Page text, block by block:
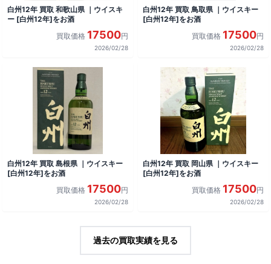
白州12年 買取 和歌山県 ｜ウイスキ
ー [白州12年]をお酒
買取価格 17500円
2026/02/28
白州12年 買取 鳥取県 ｜ウイスキー
[白州12年]をお酒
買取価格 17500円
2026/02/28
白州12年 買取 島根県 ｜ウイスキー
[白州12年]をお酒
買取価格 17500円
2026/02/28
白州12年 買取 岡山県 ｜ウイスキー
[白州12年]をお酒
買取価格 17500円
2026/02/28
過去の買取実績を見る